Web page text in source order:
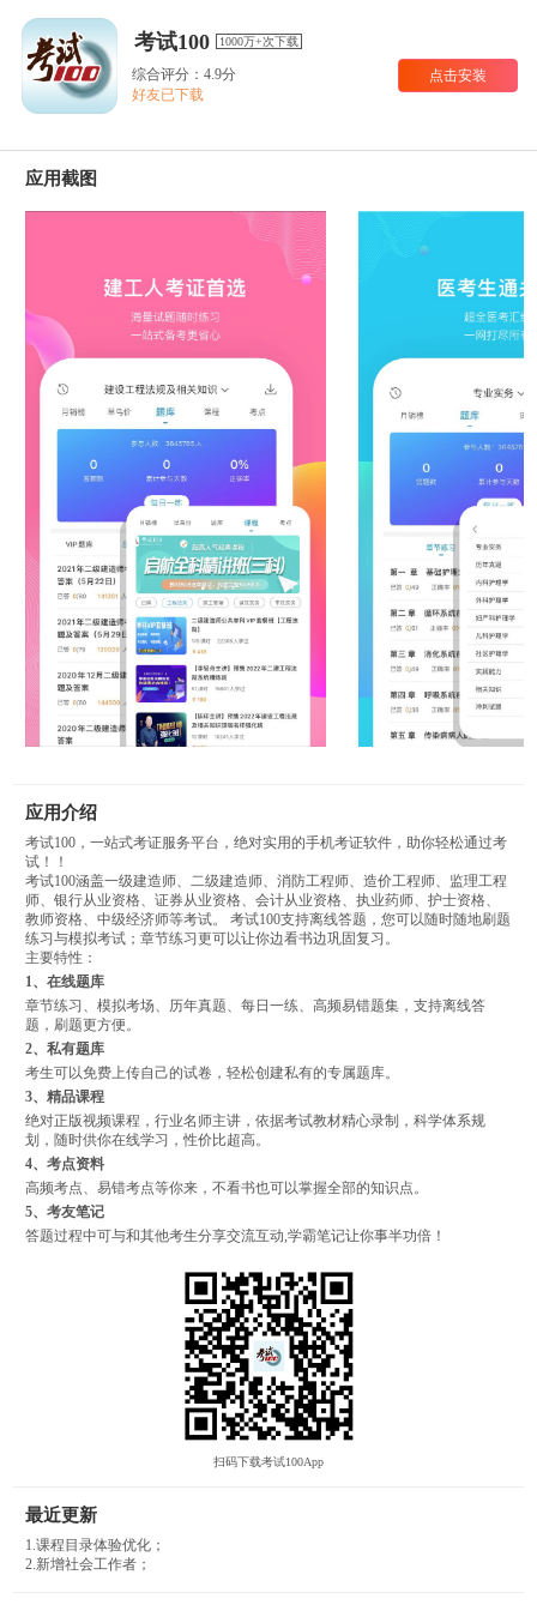
考试100 1000万+次下载
综合评分：4.9分
好友已下载
点击安装
应用截图
应用介绍
考试100，一站式考证服务平台，绝对实用的手机考证软件，助你轻松通过考
试！！
考试100涵盖一级建造师、二级建造师、消防工程师、造价工程师、监理工程
师、银行从业资格、证券从业资格、会计从业资格、执业药师、护士资格、
教师资格、中级经济师等考试。 考试100支持离线答题，您可以随时随地刷题
练习与模拟考试；章节练习更可以让你边看书边巩固复习。
主要特性：
1、在线题库
章节练习、模拟考场、历年真题、每日一练、高频易错题集，支持离线答
题，刷题更方便。
2、私有题库
考生可以免费上传自己的试卷，轻松创建私有的专属题库。
3、精品课程
绝对正版视频课程，行业名师主讲，依据考试教材精心录制，科学体系规
划，随时供你在线学习，性价比超高。
4、考点资料
高频考点、易错考点等你来，不看书也可以掌握全部的知识点。
5、考友笔记
答题过程中可与和其他考生分享交流互动,学霸笔记让你事半功倍！
扫码下载考试100App
最近更新
1.课程目录体验优化；
2.新增社会工作者；